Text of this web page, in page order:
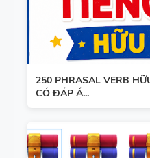
250 PHRASAL VERB
CÓ ĐÁP Á...